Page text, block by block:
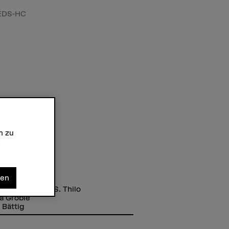
HC
Friederike J.S. Thilo
Gröble
Bättig
zu